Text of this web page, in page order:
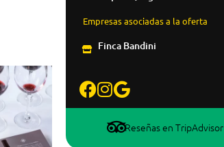
Empresas asociadas a la oferta
Finca Bandini
Reseñas en TripAdvisor